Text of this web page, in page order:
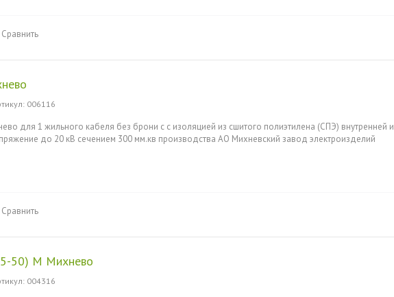
Сравнить
: 006116
для 1 жильного кабеля без брони с с изоляцией из сшитого полиэтилена (СПЭ) внутренней и
до 20 кВ сечением 300 мм.кв производства АО Михневский завод электроизделий
Сравнить
50) М Михнево
: 004316